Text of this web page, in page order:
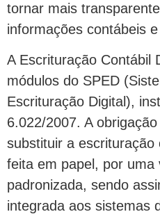
tornar mais
informações contábeis
A Escrituração Contábil
módulos do SPED
Escrituração Digital),
6.022/2007. A
substituir a escrituração
feita em papel, por uma
padronizada, sendo
integrada aos sistemas